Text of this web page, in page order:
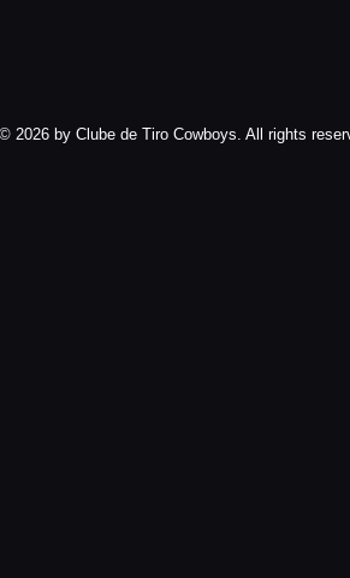
2026 by Clube de Tiro Cowboys. All rights